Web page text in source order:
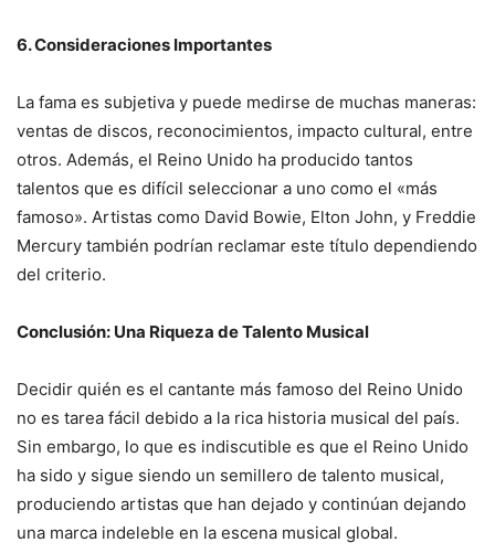
6. Consideraciones Importantes
La fama es subjetiva y puede medirse de muchas maneras:
ventas de discos, reconocimientos, impacto cultural, entre
otros. Además, el Reino Unido ha producido tantos
talentos que es difícil seleccionar a uno como el «más
famoso». Artistas como David Bowie, Elton John, y Freddie
Mercury también podrían reclamar este título dependiendo
del criterio.
Conclusión: Una Riqueza de Talento Musical
Decidir quién es el cantante más famoso del Reino Unido
no es tarea fácil debido a la rica historia musical del país.
Sin embargo, lo que es indiscutible es que el Reino Unido
ha sido y sigue siendo un semillero de talento musical,
produciendo artistas que han dejado y continúan dejando
una marca indeleble en la escena musical global.